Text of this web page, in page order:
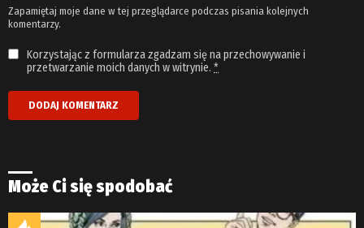
Zapamiętaj moje dane w tej przeglądarce podczas pisania kolejnych
komentarzy.
Korzystając z formularza zgadzam się na przechowywanie i
przetwarzanie moich danych w witrynie. *
Może Ci się spodobać